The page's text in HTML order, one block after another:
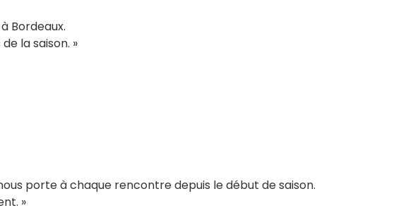
Bordeaux.
la saison. »
porte à chaque rencontre depuis le début de saison.
»